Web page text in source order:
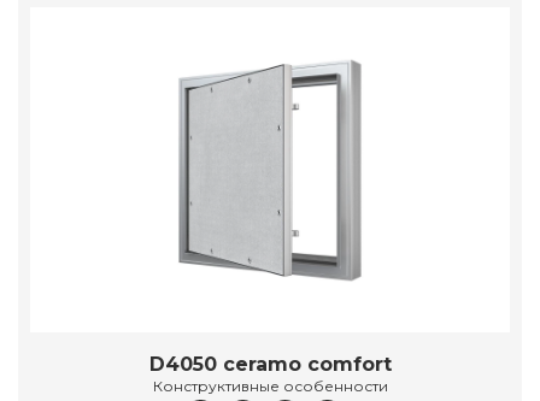
D4050 ceramo comfort
Конструктивные особенности